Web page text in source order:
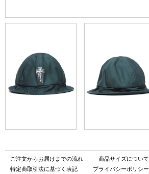
ご注文からお届けまでの流れ
商品サイズについて
特定商取引法に基づく表記
プライバシーポリシー